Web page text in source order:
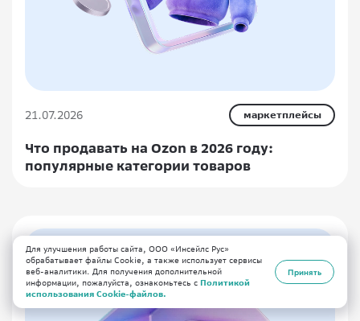
21.07.2026 маркетплейсы
Что продавать на Ozon в 2026 году:
популярные категории товаров
Для улучшения работы сайта, ООО «Инсейлс Рус»
обрабатывает файлы Cookie, а также использует сервисы
веб-аналитики. Для получения дополнительной
информации, пожалуйста, ознакомьтесь с Политикой
использования Cookie-файлов.
Принять